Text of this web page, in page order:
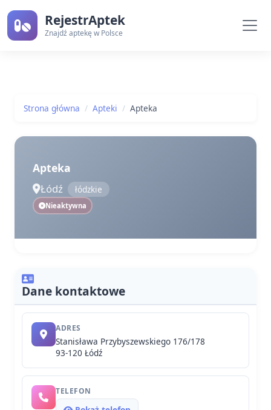
RejestrAptek
Znajdź aptekę w Polsce
Strona główna Apteki Apteka
Apteka
Łódź łódzkie
Nieaktywna
Dane kontaktowe
ADRES
Stanisława Przybyszewskiego 176/178
93-120 Łódź
TELEFON